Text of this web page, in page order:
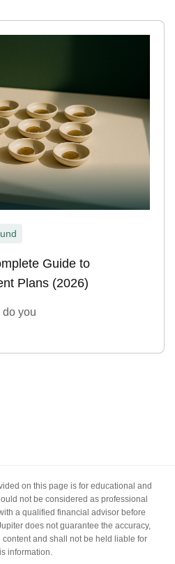
Guide to
Plans (2026)
you
on this page is for educational and
not be considered as professional
a qualified financial advisor before
does not guarantee the accuracy,
and shall not be held liable for
information.